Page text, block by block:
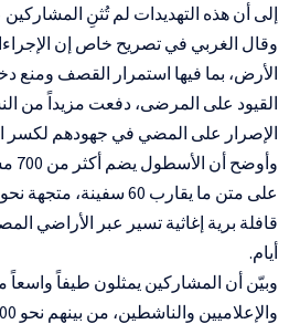
إلى أن هذه التهديدات لم تُثنِ
وقال الغربي في تصريح خاص إن
الأرض، بما فيها استمرار القصف ومنع
القيود على المرضى، دفعت مزيداً من
الإصرار على المضي في جهودهم لكسر
على متن ما يقارب 60
قافلة برية إغاثية تسير عبر الأراضي
أيام.
وبيّن أن المشاركين يمثلون طيفاً واسعاً